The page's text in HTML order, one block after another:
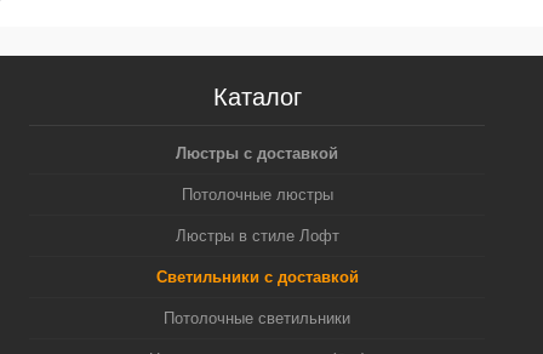
Каталог
Люстры с доставкой
Потолочные люстры
Люстры в стиле Лофт
Светильники с доставкой
Потолочные светильники